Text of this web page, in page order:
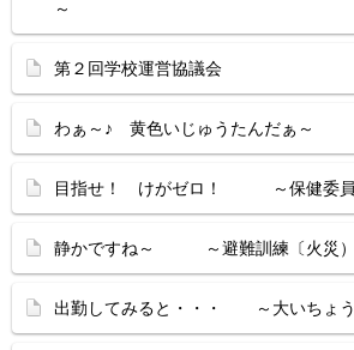
～
第２回学校運営協議会
わぁ～♪ 黄色いじゅうたんだぁ～
目指せ！ けがゼロ！ ～保健委員
静かですね～ ～避難訓練〔火災）
出勤してみると・・・ ～大いちょう